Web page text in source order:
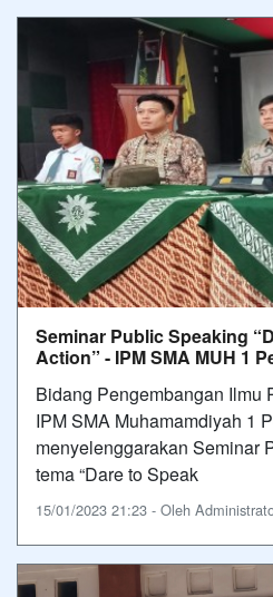
Seminar Public Speaking
Action” - IPM SMA MUH 1
Bidang Pengembangan Ilmu
IPM SMA Muhamamdiyah 1
menyelenggarakan Seminar
tema “Dare to Speak
15/01/2023 21:23 - Oleh